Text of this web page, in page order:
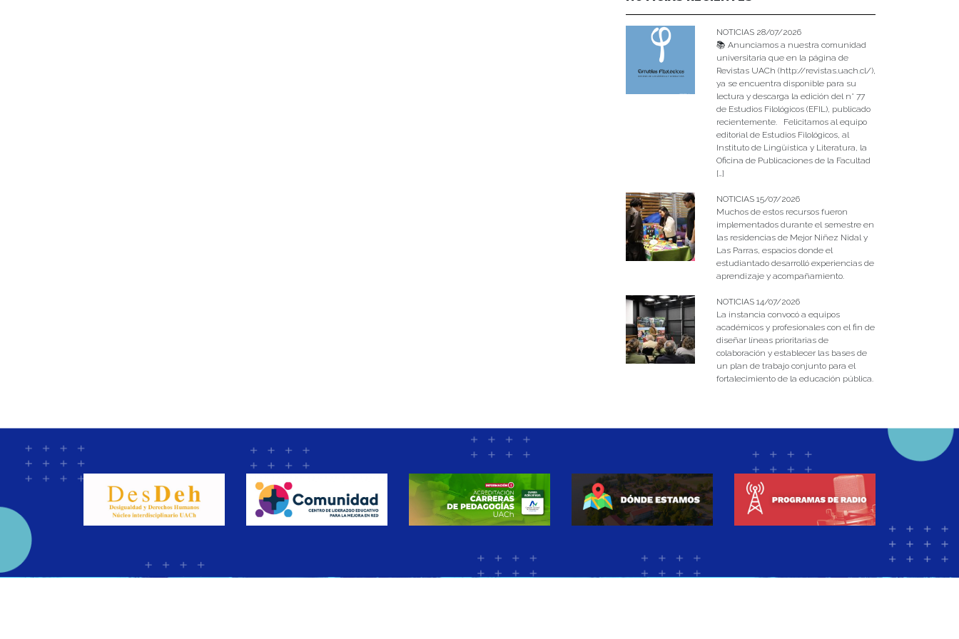
NOTICIAS 28/07/2026
📚 Anunciamos a nuestra comunidad
universitaria que en la página de
Revistas UACh (http://revistas.uach.cl/),
ya se encuentra disponible para su
lectura y descarga la edición del n° 77
de Estudios Filológicos (EFIL), publicado
recientemente. Felicitamos al equipo
editorial de Estudios Filológicos, al
Instituto de Lingüística y Literatura, la
Oficina de Publicaciones de la Facultad
[…]
NOTICIAS 15/07/2026
Muchos de estos recursos fueron
implementados durante el semestre en
las residencias de Mejor Niñez Nidal y
Las Parras, espacios donde el
estudiantado desarrolló experiencias de
aprendizaje y acompañamiento.
NOTICIAS 14/07/2026
La instancia convocó a equipos
académicos y profesionales con el fin de
diseñar líneas prioritarias de
colaboración y establecer las bases de
un plan de trabajo conjunto para el
fortalecimiento de la educación pública.